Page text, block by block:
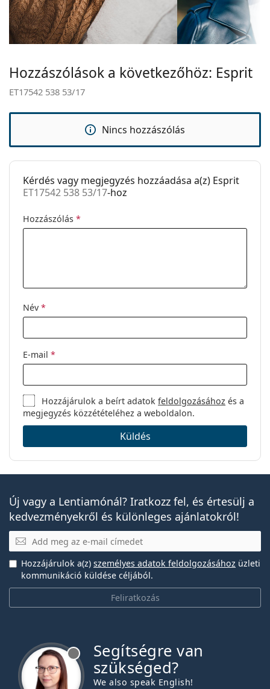
Ez orvostechnikai eszköz. Használat előtt olvasd el a
használati útmutatót.
Szárhossz:
140 mm
Hídszélesség:
17 mm
Állítható
Nem
Igen
Tisztítókendő:
Igen
Egyéb
Nem:
Unisex
Márka:
Hozzászólások a következőhöz: Esprit
ET17542 538 53/17
Nincs hozzászólás
Kérdés vagy megjegyzés hozzáadása a(z) Esprit
ET17542 538 53/17-hoz
Hozzászólás *
Név *
E-mail *
Hozzájárulok a beírt adatokfeldolgozásához és a
megjegyzés közzétételéhez a weboldalon.
Küldés
Új vagy a Lentiamónál? Iratkozz fel, és értesülj a
kedvezményekről és különleges ajánlatokról!
E-mail
Feliratkozás
Hozzájárulok a(z) személyes adatok feldolgozásához üzleti
kommunikáció küldése céljából.
Segítségre van
szükséged?
We also speak English!